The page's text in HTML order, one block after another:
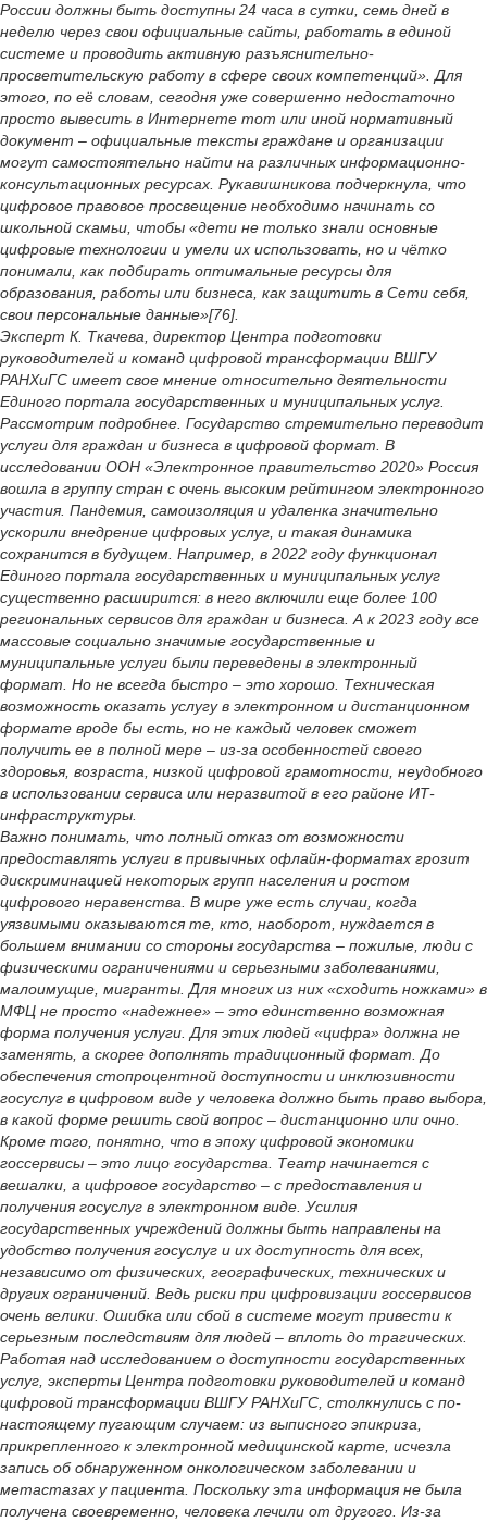
России должны быть доступны 24 часа в сутки, семь дней в
неделю через свои официальные сайты, работать в единой
системе и проводить активную разъяснительно-
просветительскую работу в сфере своих компетенций». Для
этого, по её словам, сегодня уже совершенно недостаточно
просто вывесить в Интернете тот или иной нормативный
документ – официальные тексты граждане и организации
могут самостоятельно найти на различных информационно-
консультационных ресурсах. Рукавишникова подчеркнула, что
цифровое правовое просвещение необходимо начинать со
школьной скамьи, чтобы «дети не только знали основные
цифровые технологии и умели их использовать, но и чётко
понимали, как подбирать оптимальные ресурсы для
образования, работы или бизнеса, как защитить в Сети себя,
свои персональные данные»[76].
Эксперт К. Ткачева, директор Центра подготовки
руководителей и команд цифровой трансформации ВШГУ
РАНХиГС имеет свое мнение относительно деятельности
Единого портала государственных и муниципальных услуг.
Рассмотрим подробнее. Государство стремительно переводит
услуги для граждан и бизнеса в цифровой формат. В
исследовании ООН «Электронное правительство 2020» Россия
вошла в группу стран с очень высоким рейтингом электронного
участия. Пандемия, самоизоляция и удаленка значительно
ускорили внедрение цифровых услуг, и такая динамика
сохранится в будущем. Например, в 2022 году функционал
Единого портала государственных и муниципальных услуг
существенно расширится: в него включили еще более 100
региональных сервисов для граждан и бизнеса. А к 2023 году все
массовые социально значимые государственные и
муниципальные услуги были переведены в электронный
формат. Но не всегда быстро – это хорошо. Техническая
возможность оказать услугу в электронном и дистанционном
формате вроде бы есть, но не каждый человек сможет
получить ее в полной мере – из-за особенностей своего
здоровья, возраста, низкой цифровой грамотности, неудобного
в использовании сервиса или неразвитой в его районе ИТ-
инфраструктуры.
Важно понимать, что полный отказ от возможности
предоставлять услуги в привычных офлайн-форматах грозит
дискриминацией некоторых групп населения и ростом
цифрового неравенства. В мире уже есть случаи, когда
уязвимыми оказываются те, кто, наоборот, нуждается в
большем внимании со стороны государства – пожилые, люди с
физическими ограничениями и серьезными заболеваниями,
малоимущие, мигранты. Для многих из них «сходить ножками» в
МФЦ не просто «надежнее» – это единственно возможная
форма получения услуги. Для этих людей «цифра» должна не
заменять, а скорее дополнять традиционный формат. До
обеспечения стопроцентной доступности и инклюзивности
госуслуг в цифровом виде у человека должно быть право выбора,
в какой форме решить свой вопрос – дистанционно или очно.
Кроме того, понятно, что в эпоху цифровой экономики
госсервисы – это лицо государства. Театр начинается с
вешалки, а цифровое государство – с предоставления и
получения госуслуг в электронном виде. Усилия
государственных учреждений должны быть направлены на
удобство получения госуслуг и их доступность для всех,
независимо от физических, географических, технических и
других ограничений. Ведь риски при цифровизации госсервисов
очень велики. Ошибка или сбой в системе могут привести к
серьезным последствиям для людей – вплоть до трагических.
Работая над исследованием о доступности государственных
услуг, эксперты Центра подготовки руководителей и команд
цифровой трансформации ВШГУ РАНХиГС, столкнулись с по-
настоящему пугающим случаем: из выписного эпикриза,
прикрепленного к электронной медицинской карте, исчезла
запись об обнаруженном онкологическом заболевании и
метастазах у пациента. Поскольку эта информация не была
получена своевременно, человека лечили от другого. Из-за